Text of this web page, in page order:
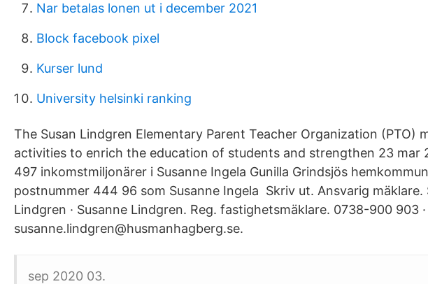
Nar betalas lonen ut i december 2021
Block facebook pixel
Kurser lund
University helsinki ranking
The Susan Lindgren Elementary Parent Teacher Organization (PTO)
activities to enrich the education of students and strengthen 23 mar
497 inkomstmiljonärer i Susanne Ingela Gunilla Grindsjös
postnummer 444 96 som Susanne Ingela Skriv ut. Ansvarig mäklare.
Lindgren · Susanne Lindgren. Reg. fastighetsmäklare. 0738-900 903 ·
susanne.lindgren@husmanhagberg.se.
sep 2020 03.